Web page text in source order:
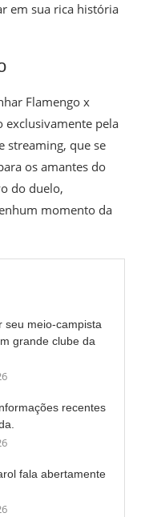
em sua rica história
Flamengo x
exclusivamente pela
streaming, que se
os amantes do
do duelo,
momento da
seu meio-campista
grande clube da
recentes
fala abertamente